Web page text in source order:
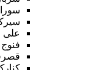
علی
فنوج